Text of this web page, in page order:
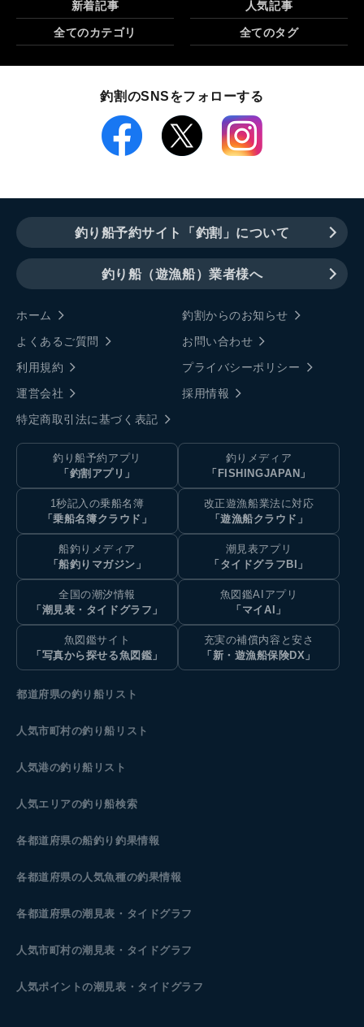
新着記事 人気記事
全てのカテゴリ 全てのタグ
釣割のSNSをフォローする
釣り船予約サイト「釣割」について
釣り船（遊漁船）業者様へ
ホーム
釣割からのお知らせ
よくあるご質問
お問い合わせ
利用規約
プライバシーポリシー
運営会社
採用情報
特定商取引法に基づく表記
釣り船予約アプリ
「釣割アプリ」
釣りメディア
「FISHINGJAPAN」
1秒記入の乗船名簿
「乗船名簿クラウド」
改正遊漁船業法に対応
「遊漁船クラウド」
船釣りメディア
「船釣りマガジン」
潮見表アプリ
「タイドグラフBI」
全国の潮汐情報
「潮見表・タイドグラフ」
魚図鑑AIアプリ
「マイAI」
魚図鑑サイト
「写真から探せる魚図鑑」
充実の補償内容と安さ
「新・遊漁船保険DX」
都道府県の釣り船リスト
人気市町村の釣り船リスト
人気港の釣り船リスト
人気エリアの釣り船検索
各都道府県の船釣り釣果情報
各都道府県の人気魚種の釣果情報
各都道府県の潮見表 ・タイドグラフ
人気市町村の潮見表・タイドグラフ
人気ポイントの潮見表・タイドグラフ